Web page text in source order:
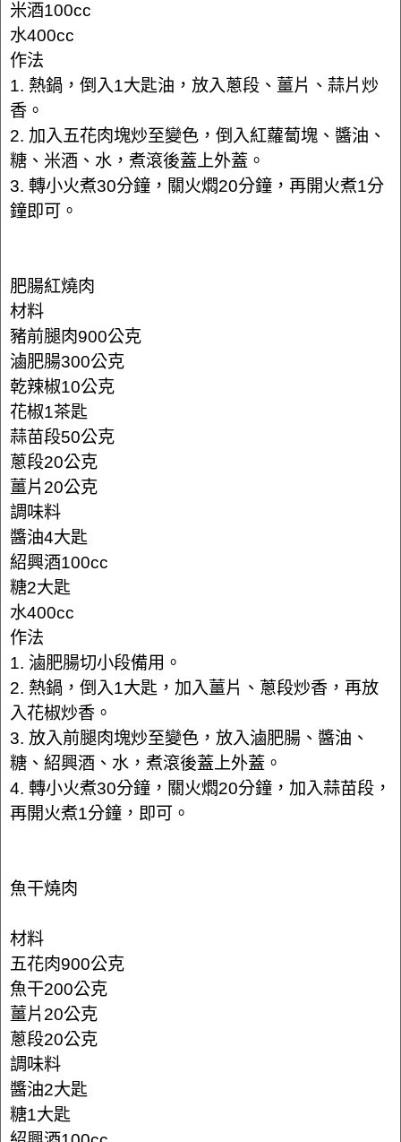
米酒100cc
水400cc
作法
1. 熱鍋，倒入1大匙油，放入蔥段、薑片、蒜片炒
香。
2. 加入五花肉塊炒至變色，倒入紅蘿蔔塊、醬油、
糖、米酒、水，煮滾後蓋上外蓋。
3. 轉小火煮30分鐘，關火燜20分鐘，再開火煮1分
鐘即可。
肥腸紅燒肉
材料
豬前腿肉900公克
滷肥腸300公克
乾辣椒10公克
花椒1茶匙
蒜苗段50公克
蔥段20公克
薑片20公克
調味料
醬油4大匙
紹興酒100cc
糖2大匙
水400cc
作法
1. 滷肥腸切小段備用。
2. 熱鍋，倒入1大匙，加入薑片、蔥段炒香，再放
入花椒炒香。
3. 放入前腿肉塊炒至變色，放入滷肥腸、醬油、
糖、紹興酒、水，煮滾後蓋上外蓋。
4. 轉小火煮30分鐘，關火燜20分鐘，加入蒜苗段，
再開火煮1分鐘，即可。
魚干燒肉
材料
五花肉900公克
魚干200公克
薑片20公克
蔥段20公克
調味料
醬油2大匙
糖1大匙